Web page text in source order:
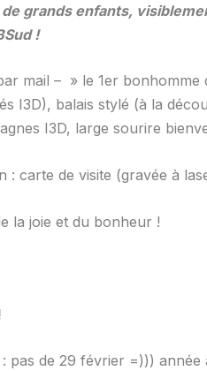
grands enfants,
!
mail – » le 1er bonhomme
I3D), balais stylé (à la
I3D, large sourire
: carte de visite (gravée à
la joie et du bonheur !
: pas de 29 février =)))